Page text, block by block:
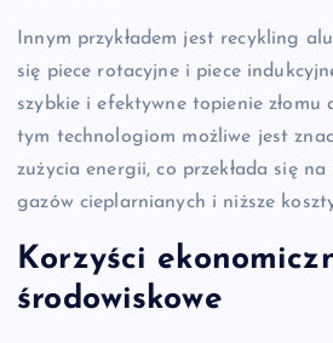
Innym przykładem jest recykling
się piece rotacyjne i piece
szybkie i efektywne topienie złomu
tym technologiom możliwe jest
zużycia energii, co przekłada się na
gazów cieplarnianych i niższe
Korzyści
środowiskowe